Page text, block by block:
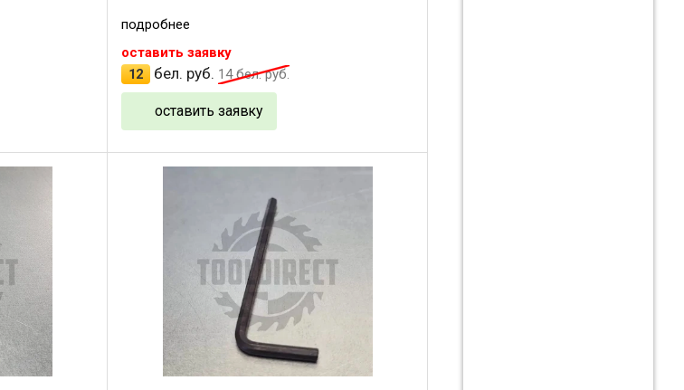
подробнее
оставить заявку
12
бел. руб. 14бел. руб.
оставить заявку